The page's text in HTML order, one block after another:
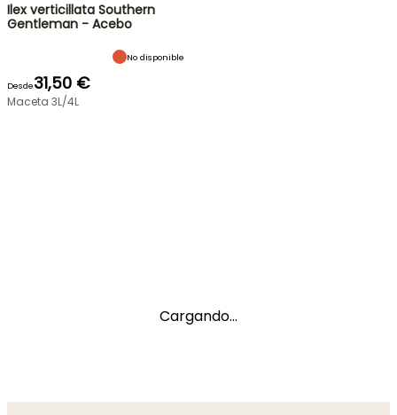
Ilex verticillata Southern
Gentleman - Acebo
No disponible
Desde31,50 €
Maceta 3L/4L
Cargando...